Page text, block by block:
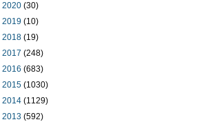
2020 (30)
2019 (10)
2018 (19)
2017 (248)
2016 (683)
2015 (1030)
2014 (1129)
2013 (592)